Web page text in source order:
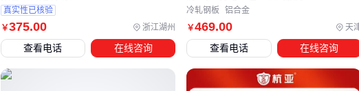
许多用户在选购安防报警主机后，往往忽略了配套设备的匹配
性。实际部署时会发现：没有合适的
保护户外主
机，雷雨季节设备频繁误报；缺少规范的设备接地线
，导致
信号干扰或雷击损坏。这些看似次要的配件，直接影响系统长
￥375.00 浙江湖州
真实性已核验
查看电话 在线咨询
￥469.00 天
冷轧钢板 铝合金
查看电话 在线咨询